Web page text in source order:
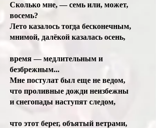
Сколько мне, — семь или, может,
восемь?
Лето казалось тогда бесконечным,
мнимой, далёкой казалась осень,
время — медлительным и
безбрежным...
Мне постулат был еще не ведом,
что проливные дожди неизбежны
и снегопады наступят следом,
что этот берег, объятый ветрами,